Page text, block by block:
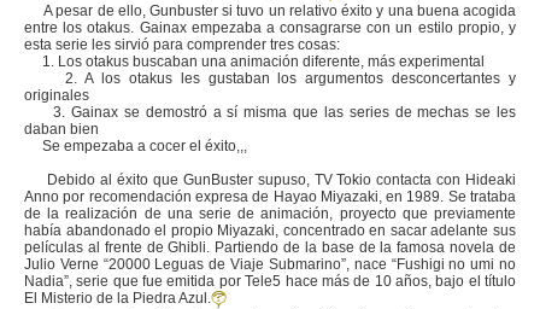
A pesar de ello, Gunbuster si tuvo un relativo éxito y una buena acogida
entre los otakus. Gainax empezaba a consagrarse con un estilo propio, y
esta serie les sirvió para comprender tres cosas:
1. Los otakus buscaban una animación diferente, más experimental
2. A los otakus les gustaban los argumentos desconcertantes y
originales
3. Gainax se demostró a sí misma que las series de mechas se les
daban bien
Se empezaba a cocer el éxito,,,
Debido al éxito que GunBuster supuso, TV Tokio contacta con Hideaki
Anno por recomendación expresa de Hayao Miyazaki, en 1989. Se trataba
de la realización de una serie de animación, proyecto que previamente
había abandonado el propio Miyazaki, concentrado en sacar adelante sus
películas al frente de Ghibli. Partiendo de la base de la famosa novela de
Julio Verne “20000 Leguas de Viaje Submarino”, nace “Fushigi no umi no
Nadia”, serie que fue emitida por Tele5 hace más de 10 años, bajo el título
El Misterio de la Piedra Azul.